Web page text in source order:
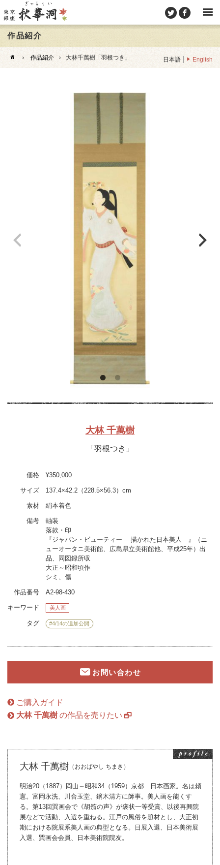
作品紹介
› 作品紹介 › 大林千萬樹「羽根つき」 日本語 English
大林 千萬樹
「羽根つき」
価格 ¥350,000
サイズ 137.4×42.2（228.5×56.3）cm
素材 絹本着色
備考
軸装
落款・印
『ジャパン・ビューティー ―描かれた日本美人―』（ニ
ューオータニ美術館、広島県立美術館他、平成25年）出
品、同図録所収
大正～昭和頃作
シミ、傷
作品番号 A2-98-430
キーワード 美人画
タグ #4/14の追加公開
お問い合わせ
ご購入ガイド
大林 千萬樹 の作品を売りたい
大林 千萬樹 （おおばやし ちまき）
明治20（1887）岡山～昭和34（1959）京都 日本画家。名は頼
憲。富岡永洗、川合玉堂、鏑木清方に師事。美人画を能くす
る。第13回巽画会で《胡笳の声》が褒状一等受賞、以後再興院
展などで活動、入選を重ねる。江戸の風俗を題材とし、大正初
期における院展系美人画の典型となる。日展入選、日本美術展
入選、巽画会会員、日本美術院院友。